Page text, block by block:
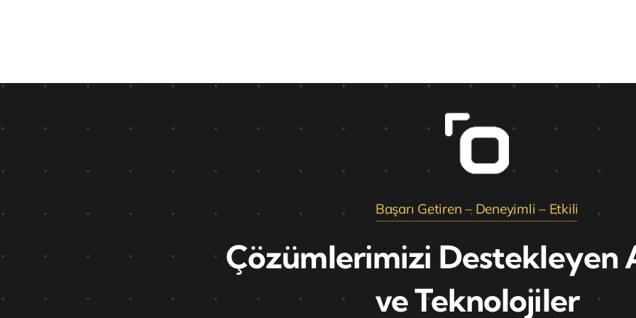
Başarı Getiren – Deneyimli – Etkili
Çözümlerimizi Destekleyen
ve Teknolojiler